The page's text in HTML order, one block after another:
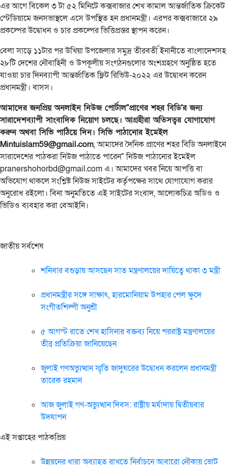
এর আগে বিকেল ৩ টা ৫২ মিনিটে কক্সবাজার শেখ কামাল আন্তর্জাতিক ক্রিকেট
স্টেডিয়ামে জনসভাস্থলে এসে উপস্থিত হন প্রধানমন্ত্রী। এরপর কক্সবাজারে ২৯
প্রকল্পের উদ্বোধন ও চার প্রকল্পের ভিত্তিপ্রস্তর স্থাপন করেন।
বেলা সাড়ে ১১টার পর উখিয়া উপজেলার সমুদ্র তীরবর্তী ইনানীতে বাংলাদেশসহ
২৮টি দেশের নৌবাহিনী ও উপকূলীয় সংগঠনগুলোর অংশগ্রহণে অনুষ্ঠিত হতে
যাওয়া চার দিনব্যাপী আন্তর্জাতিক ফ্লিট রিভিউ-২০২২ এর উদ্বোধন করেন
প্রধানমন্ত্রী। বাসস।
আমাদের জনপ্রিয় অনলাইন নিউজ পোর্টাল"প্রাণের শহর বিডি'র জন্য
সারাদেশব্যাপী সাংবাদিক নিয়োগ চলছে। আগ্রহীরা অতিসত্বর যোগাযোগ
করুন অথবা সিভি পাঠিয়ে দিন। সিভি পাঠানোর ইমেইল
Mintuislam59@gmail.com, আমাদের দৈনিক প্রাণের শহর বিডি অনলাইনে
সারাদেশের পাঠকরা নিউজ পাঠাতে পারেন" নিউজ পাঠানোর ইমেইল
pranershohorbd@gmail.com এ। আমাদের খবর নিয়ে আপত্তি বা
অভিযোগ থাকলে সংশ্লিষ্ট নিউজ সাইটের কর্তৃপক্ষের সাথে যোগাযোগ করার
অনুরোধ রইলো। বিনা অনুমতিতে এই সাইটের সংবাদ, আলোকচিত্র অডিও ও
ভিডিও ব্যবহার করা বেআইনি।
জাতীয় সর্বশেষ
শনিবার বগুড়ায় আসছেন সাত মন্ত্রণালয়ের দায়িত্বে থাকা ৩ মন্ত্রী
প্রধানমন্ত্রীর সঙ্গে সাক্ষাৎ, হারমোনিয়াম উপহার পেল ক্ষুদে
সংগীতশিল্পী অনুশ্রী
৫ আগস্ট রাতে শেখ হাসিনার বক্তব্য নিয়ে পররাষ্ট্র মন্ত্রণালয়ের
তীব্র প্রতিক্রিয়া জানিয়েছেন
জুলাই গণঅভ্যুত্থান স্মৃতি জাদুঘরের উদ্বোধন করলেন প্রধানমন্ত্রী
তারেক রহমান
আজ জুলাই গণ-অভ্যুত্থান দিবস: রাষ্ট্রীয় মর্যাদায় দ্বিতীয়বার
উদযাপন
এই সপ্তাহের পাঠকপ্রিয়
উন্নয়নের ধারা অব্যাহত রাখতে নির্বাচনে আবারো নৌকায় ভোট